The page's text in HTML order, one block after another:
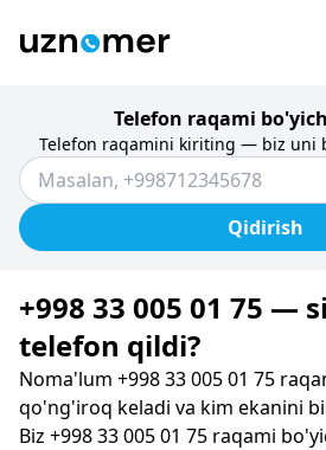
Telefon raqami
Telefon raqamini kiriting — biz uni
Qidirish
+998 33 005 01 75 —
telefon qildi?
Noma'lum +998 33 005 01 75
qo'ng'iroq keladi va kim ekanini
Biz +998 33 005 01 75 raqami